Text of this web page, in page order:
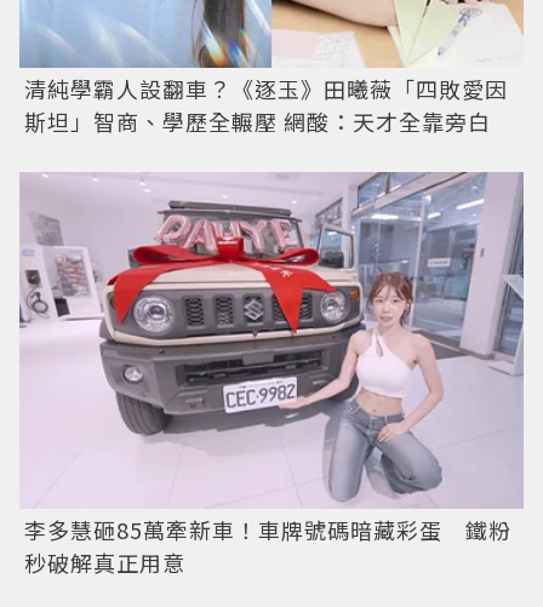
清純學霸人設翻車？《逐玉》田曦薇「四敗愛因
斯坦」智商、學歷全輾壓 網酸：天才全靠旁白
李多慧砸85萬牽新車！車牌號碼暗藏彩蛋 鐵粉
秒破解真正用意